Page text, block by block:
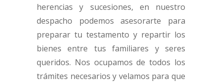
herencias y sucesiones, en nuestro
despacho podemos asesorarte para
preparar tu testamento y repartir los
bienes entre tus familiares y seres
queridos. Nos ocupamos de todos los
trámites necesarios y velamos para que